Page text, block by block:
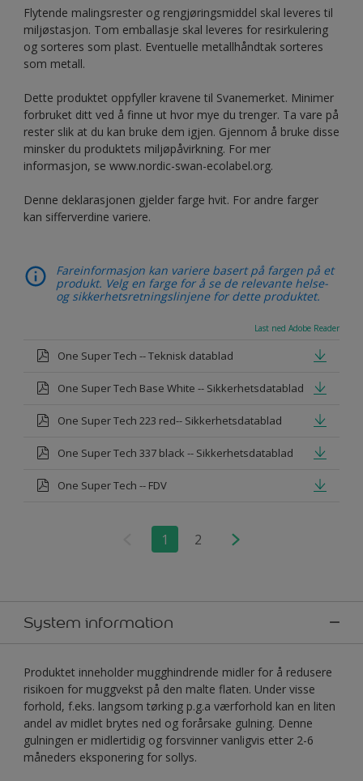
Flytende malingsrester og rengjøringsmiddel skal leveres til
miljøstasjon. Tom emballasje skal leveres for resirkulering
og sorteres som plast. Eventuelle metallhåndtak sorteres
som metall.
Dette produktet oppfyller kravene til Svanemerket. Minimer
forbruket ditt ved å finne ut hvor mye du trenger. Ta vare på
rester slik at du kan bruke dem igjen. Gjennom å bruke disse
minsker du produktets miljøpåvirkning. For mer
informasjon, se www.nordic-swan-ecolabel.org.
Denne deklarasjonen gjelder farge hvit. For andre farger
kan sifferverdine variere.
Fareinformasjon kan variere basert på fargen på et
produkt. Velg en farge for å se de relevante helse-
og sikkerhetsretningslinjene for dette produktet.
Last ned Adobe Reader
One Super Tech -- Teknisk datablad
One Super Tech Base White -- Sikkerhetsdatablad
One Super Tech 223 red-- Sikkerhetsdatablad
One Super Tech 337 black -- Sikkerhetsdatablad
One Super Tech -- FDV
1 2
System information
Produktet inneholder mugghindrende midler for å redusere
risikoen for muggvekst på den malte flaten. Under visse
forhold, f.eks. langsom tørking p.g.a værforhold kan en liten
andel av midlet brytes ned og forårsake gulning. Denne
gulningen er midlertidig og forsvinner vanligvis etter 2-6
måneders eksponering for sollys.